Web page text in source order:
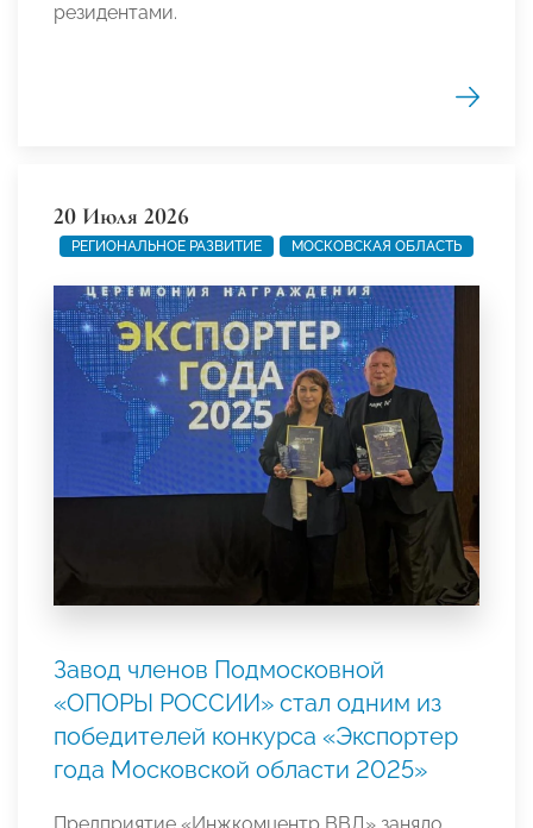
резидентами.
20 Июля 2026
РЕГИОНАЛЬНОЕ РАЗВИТИЕ МОСКОВСКАЯ ОБЛАСТЬ
Завод членов Подмосковной
«ОПОРЫ РОССИИ» стал одним из
победителей конкурса «Экспортер
года Московской области 2025»